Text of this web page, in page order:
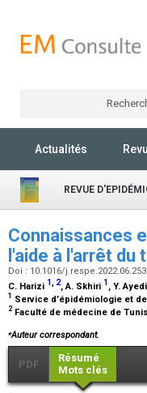
Actualités
REVUE
Connaissances
l'aide à l'arrêt du
Doi : 10.1016/j.respe.2022.06.253
C. Harizi 1, 2, A. Skhiri 1 , Y. Ayedi
1 Service d’épidémiologie et
2 Faculté de médecine de
⁎Auteur correspondant.
PDF
Résumé
Mots clés